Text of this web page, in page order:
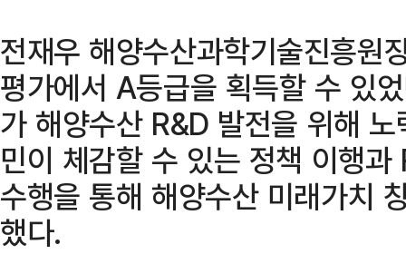
전재우 해양수산과학기술진흥
평가에서 A등급을 획득할 수 있
가 해양수산 R&D 발전을 위해
민이 체감할 수 있는 정책 이행
수행을 통해 해양수산 미래가치
했다.